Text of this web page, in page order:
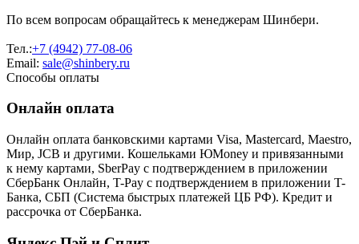
По всем вопросам обращайтесь к менеджерам Шинбери.
Тел.:+7 (4942) 77-08-06
Email: sale@shinbery.ru
Способы оплаты
Онлайн оплата
Онлайн оплата банковскими картами Visa, Mastercard, Maestro,
Мир, JCB и другими. Кошельками ЮMoney и привязанными
к нему картами, SberPay с подтверждением в приложении
СберБанк Онлайн, T-Pay с подтверждением в приложении T-
Банка, СБП (Система быстрых платежей ЦБ РФ). Кредит и
рассрочка от СберБанка.